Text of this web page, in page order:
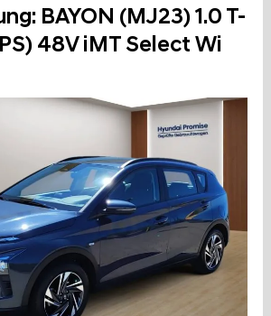
BAYON (MJ23) 1.0 T-
48V iMT Select Wi